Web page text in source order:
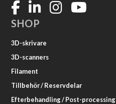
SHOP
3D-skrivare
3D-scanners
Filament
Tillbehör / Reservdelar
Efterbehandling / Post-processing